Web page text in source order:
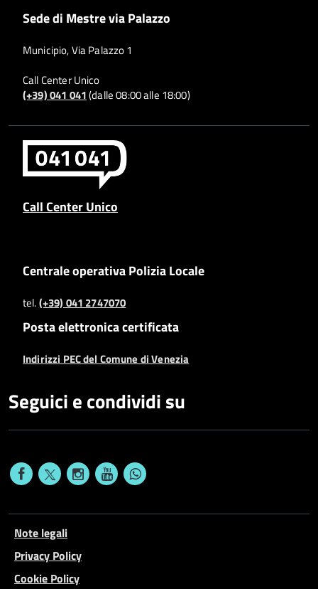
Sede di Mestre via Palazzo
Municipio, Via Palazzo 1
Call Center Unico
(+39) 041 041(dalle 08:00 alle 18:00)
Call Center Unico
Centrale operativa Polizia Locale
tel.(+39) 041 2747070
Posta elettronica certificata
Indirizzi PEC del Comune di Venezia
Seguici e condividi su
Note legali
Privacy Policy
Cookie Policy